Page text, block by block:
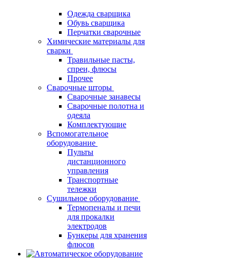
Одежда сварщика
Обувь сварщика
Перчатки сварочные
Химические материалы для
сварки
Травильные пасты,
спреи, флюсы
Прочее
Сварочные шторы
Сварочные занавесы
Сварочные полотна и
одеяла
Комплектующие
Вспомогательное
оборудование
Пульты
дистанционного
управления
Транспортные
тележки
Сушильное оборудование
Термопеналы и печи
для прокалки
электродов
Бункеры для хранения
флюсов